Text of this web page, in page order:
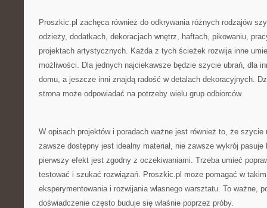
Proszkic.pl zachęca również do odkrywania różnych rodzajów
odzieży, dodatkach, dekoracjach wnętrz, haftach, pikowaniu,
projektach artystycznych. Każda z tych ścieżek rozwija inne
możliwości. Dla jednych najciekawsze będzie szycie ubrań, dla
domu, a jeszcze inni znajdą radość w detalach dekoracyjnych.
strona może odpowiadać na potrzeby wielu grup odbiorców.
W opisach projektów i poradach ważne jest również to, że
zawsze dostępny jest idealny materiał, nie zawsze wykrój
pierwszy efekt jest zgodny z oczekiwaniami. Trzeba umieć
testować i szukać rozwiązań. Proszkic.pl może pomagać w
eksperymentowania i rozwijania własnego warsztatu. To ważne,
doświadczenie często buduje się właśnie poprzez próby.